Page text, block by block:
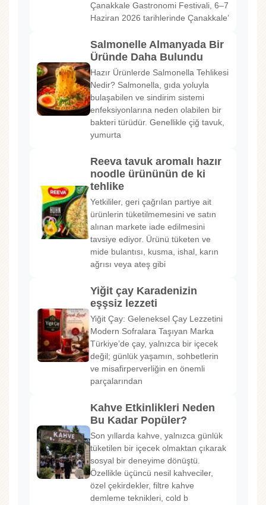
Çanakkale Gastronomi Festivali, 6–7
Haziran 2026 tarihlerinde Çanakkale’
Salmonelle Almanyada Bir
Üründe Daha Bulundu
Hazır Ürünlerde Salmonella Tehlikesi
Nedir? Salmonella, gıda yoluyla
bulaşabilen ve sindirim sistemi
enfeksiyonlarına neden olabilen bir
bakteri türüdür. Genellikle çiğ tavuk,
yumurta
Reeva tavuk aromalı hazır
noodle ürününün de ki
tehlike
Yetkililer, geri çağrılan partiye ait
ürünlerin tüketilmemesini ve satın
alınan markete iade edilmesini
tavsiye ediyor. Ürünü tüketen ve
mide bulantısı, kusma, ishal, karın
ağrısı veya ateş gibi
Yiğit çay Karadenizin
eşşsiz lezzeti
Yiğit Çay: Geleneksel Çay Lezzetini
Modern Sofralara Taşıyan Marka
Türkiye’de çay, yalnızca bir içecek
değil; günlük yaşamın, sohbetlerin
ve misafirperverliğin en önemli
parçalarından
Kahve Etkinlikleri Neden
Bu Kadar Popüler?
Son yıllarda kahve, yalnızca günlük
tüketilen bir içecek olmaktan çıkarak
sosyal bir deneyime dönüştü.
Özellikle üçüncü nesil kahveciler,
özel çekirdekler, filtre kahve
demleme teknikleri, cold b